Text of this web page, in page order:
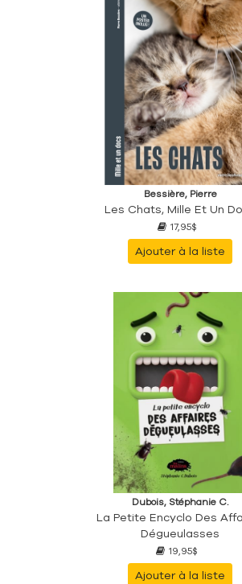
Bessière, Pierre
Les Chats, Mille Et Un
17,95$
Ajouter à la liste
Dubois, Stéphanie C.
La Petite Encyclo Des
Dégueulasses
19,95$
Ajouter à la liste